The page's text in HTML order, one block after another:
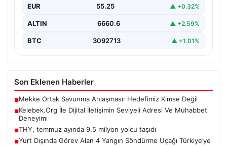
EUR 55.25 ▲ +0.32%
ALTIN 6660.6 ▲ +2.59%
BTC 3092713 ▲ +1.01%
Son Eklenen Haberler
■Mekke Ortak Savunma Anlaşması: Hedefimiz Kimse Değil
■Kelebek.Org İle Dijital İletişimin Seviyeli Adresi Ve Muhabbet
Deneyimi
■THY, temmuz ayında 9,5 milyon yolcu taşıdı
■Yurt Dışında Görev Alan 4 Yangın Söndürme Uçağı Türkiye’ye